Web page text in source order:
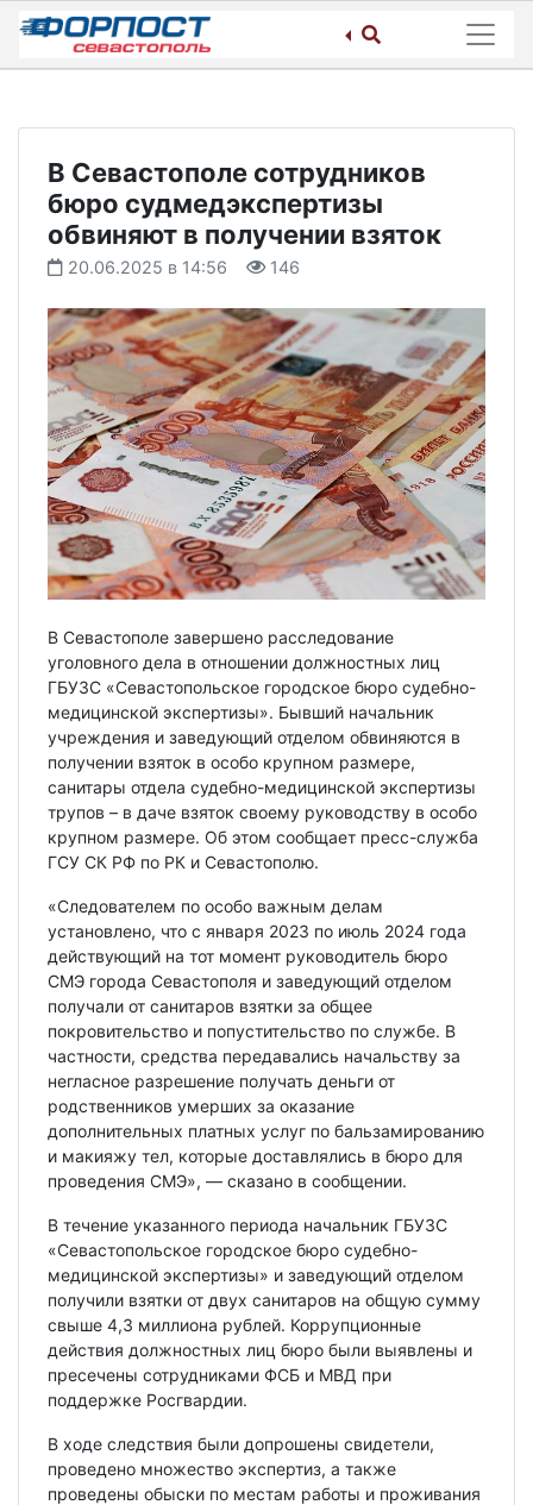
Skip
content
В Севастополе сотрудников
бюро судмедэкспертизы
обвиняют в получении взяток
20.06.2025 в 14:56 146
В Севастополе завершено расследование
уголовного дела в отношении должностных лиц
ГБУЗС «Севастопольское городское бюро судебно-
медицинской экспертизы». Бывший начальник
учреждения и заведующий отделом обвиняются в
получении взяток в особо крупном размере,
санитары отдела судебно-медицинской экспертизы
трупов – в даче взяток своему руководству в особо
крупном размере. Об этом сообщает пресс-служба
ГСУ СК РФ по РК и Севастополю.
«Следователем по особо важным делам
установлено, что с января 2023 по июль 2024 года
действующий на тот момент руководитель бюро
СМЭ города Севастополя и заведующий отделом
получали от санитаров взятки за общее
покровительство и попустительство по службе. В
частности, средства передавались начальству за
негласное разрешение получать деньги от
родственников умерших за оказание
дополнительных платных услуг по бальзамированию
и макияжу тел, которые доставлялись в бюро для
проведения СМЭ», — сказано в сообщении.
В течение указанного периода начальник ГБУЗС
«Севастопольское городское бюро судебно-
медицинской экспертизы» и заведующий отделом
получили взятки от двух санитаров на общую сумму
свыше 4,3 миллиона рублей. Коррупционные
действия должностных лиц бюро были выявлены и
пресечены сотрудниками ФСБ и МВД при
поддержке Росгвардии.
В ходе следствия были допрошены свидетели,
проведено множество экспертиз, а также
проведены обыски по местам работы и проживания